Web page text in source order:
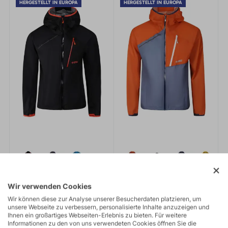
HERGESTELLT IN EUROPA
CYCLONE 4.0
284,95 €
HERGESTELLT IN EUROPA
CYCLONE 3.0
284,95 €
Wir verwenden Cookies
Wir können diese zur Analyse unserer Besucherdaten platzieren, um
unsere Webseite zu verbessern, personalisierte Inhalte anzuzeigen und
Ihnen ein großartiges Webseiten-Erlebnis zu bieten. Für weitere
Informationen zu den von uns verwendeten Cookies öffnen Sie die